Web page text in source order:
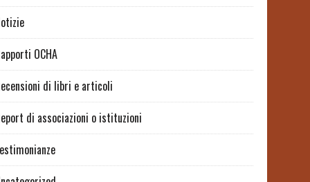
OCHA
di libri e articoli
di associazioni o istituzioni